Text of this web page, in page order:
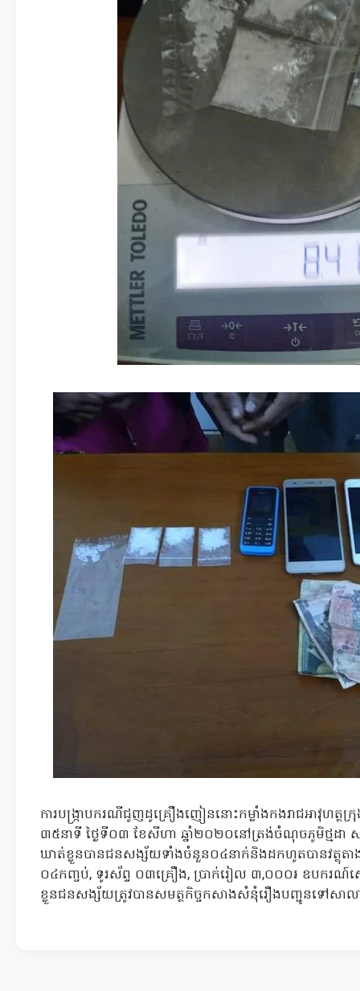
ការបង្ក្រាបករណីជូញដូគ្រឿងញៀននោះកម្លាំងកងរាជអាវុហត្ថក្
៣៥នាទី ថ្ងៃទី០៣ ខែសីហា ឆ្នាំ២០២០នៅត្រង់ចំណុចភូមិថ្មដា ស
ឃាត់ខ្លួនបានជនសង្ស័យទាំងចំនួន០៤នាក់និងដកហូតបានវត្ថុតា
០៤កញ្ចប់, ទូរស័ព្ទ ០៣គ្រឿង, ប្រាក់រៀល ៣,០០០៛ ឧបករ
ខ្លួនជនសង្ស័យត្រូវបានសមត្ថកិច្ចកសាងសំនុំរឿងបញ្ជូនទៅសាលា